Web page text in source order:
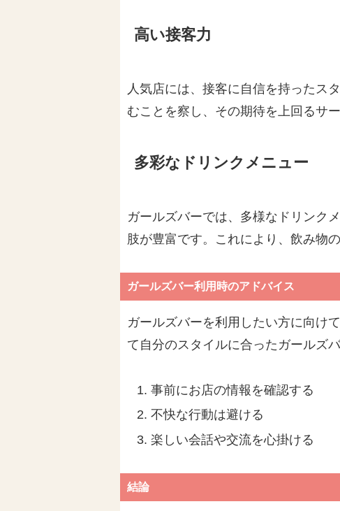
高い接客力
人気店には、接客に自信を持ったス
むことを察し、その期待を上回るサ
多彩なドリンクメニュー
ガールズバーでは、多様なドリンク
肢が豊富です。これにより、飲み物
ガールズバー利用時のアドバイス
ガールズバーを利用したい方に向け
て自分のスタイルに合ったガールズ
事前にお店の情報を確認する
不快な行動は避ける
楽しい会話や交流を心掛ける
結論